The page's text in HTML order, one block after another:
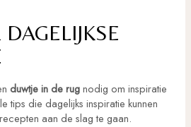
duwtje in de rugnodig om inspiratie
tips die dagelijks inspiratie kunnen
aan de slag te gaan.